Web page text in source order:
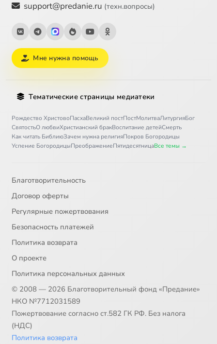
support@predanie.ru (техн.вопросы)
Мне нужна помощь
Тематические страницы медиатеки
Рождество ХристовоПасхаВеликий постПостМолитваЛитургияБог
СвятостьО любвиХристианский бракВоспитание детейСмерть
Как читать БиблиюЗачем нужна религияПокров Богородицы
Успение БогородицыПреображениеПятидесятницаВсе темы →
Благотворительность
Договор оферты
Регулярные пожертвования
Безопасность платежей
Политика возврата
О проекте
Политика персональных данных
© 2008 — 2026 Благотворительный фонд «Предание»
НКО №7712031589
Пожертвование согласно ст.582 ГК РФ. Без налога
(НДС)
Политика возврата